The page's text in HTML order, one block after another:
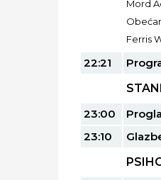
Mord
Ferris
22:21
23:00
23:10